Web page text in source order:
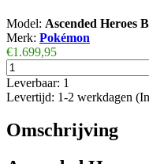
Model: Ascended Heroes
Merk: Pokémon
€1.699,95
Leverbaar: 1
Levertijd: 1-2 werkdagen
Omschrijving